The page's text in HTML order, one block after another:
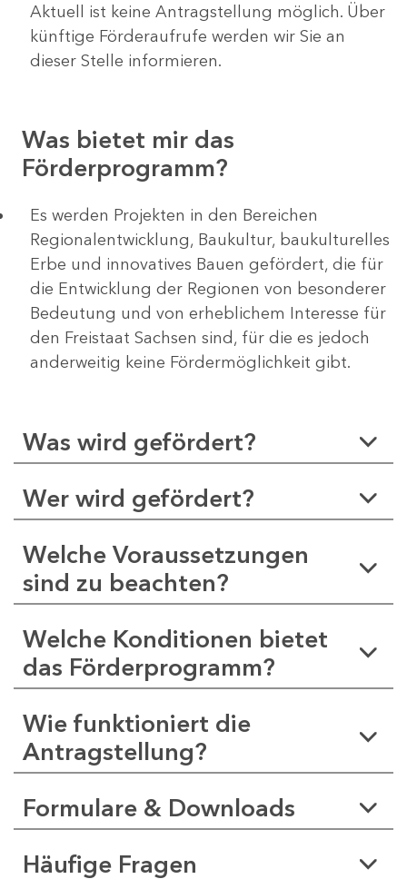
Aktuell ist keine Antragstellung möglich. Über
künftige Förderaufrufe werden wir Sie an
dieser Stelle informieren.
Was bietet mir das
Förderprogramm?
Es werden Projekten in den Bereichen
Regionalentwicklung, Baukultur, baukulturelles
Erbe und innovatives Bauen gefördert, die für
die Entwicklung der Regionen von besonderer
Bedeutung und von erheblichem Interesse für
den Freistaat Sachsen sind, für die es jedoch
anderweitig keine Fördermöglichkeit gibt.
Was wird gefördert?
Wer wird gefördert?
Welche Voraussetzungen
sind zu beachten?
Welche Konditionen bietet
das Förderprogramm?
Wie funktioniert die
Antragstellung?
Formulare & Downloads
Häufige Fragen